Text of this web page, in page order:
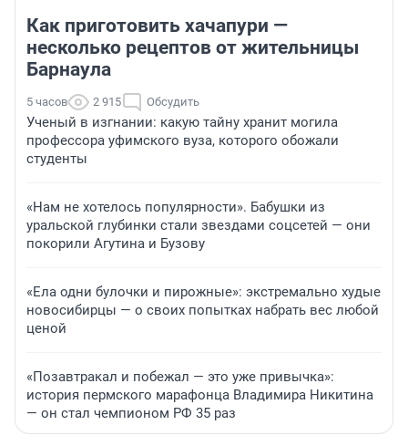
Как приготовить хачапури —
несколько рецептов от жительницы
Барнаула
5 часов 2 915 Обсудить
Ученый в изгнании: какую тайну хранит могила
профессора уфимского вуза, которого обожали
студенты
«Нам не хотелось популярности». Бабушки из
уральской глубинки стали звездами соцсетей — они
покорили Агутина и Бузову
«Ела одни булочки и пирожные»: экстремально худые
новосибирцы — о своих попытках набрать вес любой
ценой
«Позавтракал и побежал — это уже привычка»:
история пермского марафонца Владимира Никитина
— он стал чемпионом РФ 35 раз